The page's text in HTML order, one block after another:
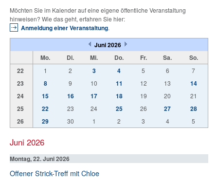
Möchten Sie im Kalender auf eine eigene öffentliche Veranstaltung
hinweisen? Wie das geht, erfahren Sie hier:
Anmeldung einer Veranstaltung.
Juni 2026
Mo.
Di. Mi. Do. Fr. Sa.
So.
22
1 2 3 4 5 6 7
23 8 9 10 11 12 13
14
24
15 16 17 18 19 20 21
25 22 23 24 25 26 27
28
26
29 30 1 2 3 4 5
Juni 2026
Montag, 22. Juni 2026
Offener Strick-Treff mit Chloe